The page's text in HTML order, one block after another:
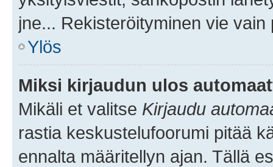
jne... Rekisteröityminen vie
Ylös
Miksi kirjaudun ulos
Mikäli et valitse Kirjaudu
rastia keskustelufoorumi pitää
ennalta määritellyn ajan. Tällä